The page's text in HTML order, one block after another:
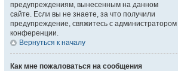
предупреждениям, вынесенным на данном
сайте. Если вы не знаете, за что получили
предупреждение, свяжитесь с администратором
конференции.
Вернуться к началу
Как мне пожаловаться на сообщения